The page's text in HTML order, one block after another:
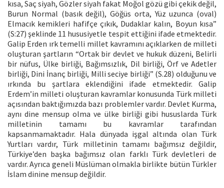
kısa, Saç siyah, Gözler siyah fakat Moğol gözü gibi çekik değil,
Burun Normal (basık değil), Göğüs orta, Yüz uzunca (oval)
Elmacık kemikleri hafifçe çıkık, Dudaklar kalın, Boyun kısa”
(S:27) şeklinde 11 hususiyetle tespit ettiğini ifade etmektedir.
Galip Erden ırk temelli millet kavramını açıklarken de milleti
oluşturan şartların “Ortak bir devlet ve hukuk düzeni, Belirli
bir nüfus, Ülke birliği, Bağımsızlık, Dil birliği, Örf ve Adetler
birliği, Dini İnanç birliği, Milli seciye birliği” (S.28) olduğunu ve
ırkında bu şartlara eklendiğini ifade etmektedir. Galip
Erdem’in milleti oluşturan kavramlar konusunda Türk milleti
açısından baktığımızda bazı problemler vardır. Devlet Kurma,
aynı dine mensup olma ve ülke birliği gibi hususlarda Türk
milletinin tamamı bu kavramlar tarafından
kapsanmamaktadır. Hala dünyada işgal altında olan Türk
Yurtları vardır, Türk milletinin tamamı bağımsız değildir,
Türkiye’den başka bağımsız olan farklı Türk devletleri de
vardır. Ayrıca geneli Müslüman olmakla birlikte bütün Türkler
İslam dinine mensup değildir.